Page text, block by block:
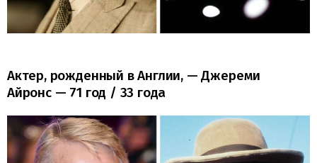
Актер, рожденный в Англии, — Джереми
Айронс — 71 год / 33 года